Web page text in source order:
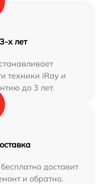
х лет
техники iRay и
до 3 лет.
доставит
и обратно.